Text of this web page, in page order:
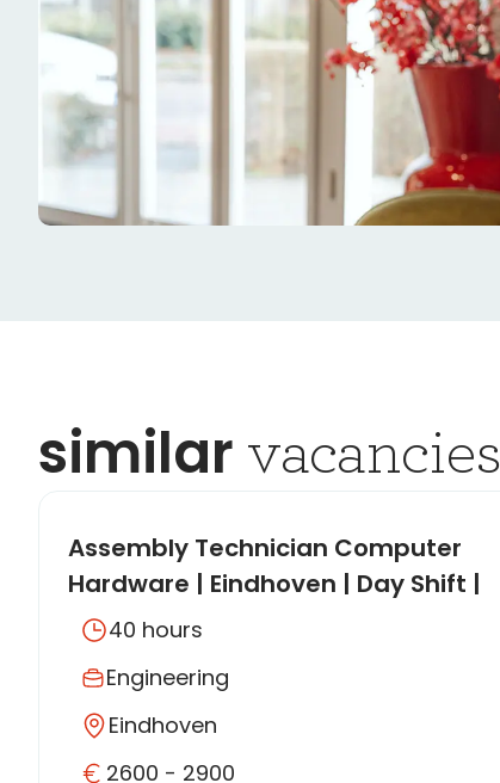
similar vacancies
Assembly Technician Computer
Hardware | Eindhoven | Day Shift |
Work with Technology and
40 hours
Engineering
Eindhoven
2600 - 2900